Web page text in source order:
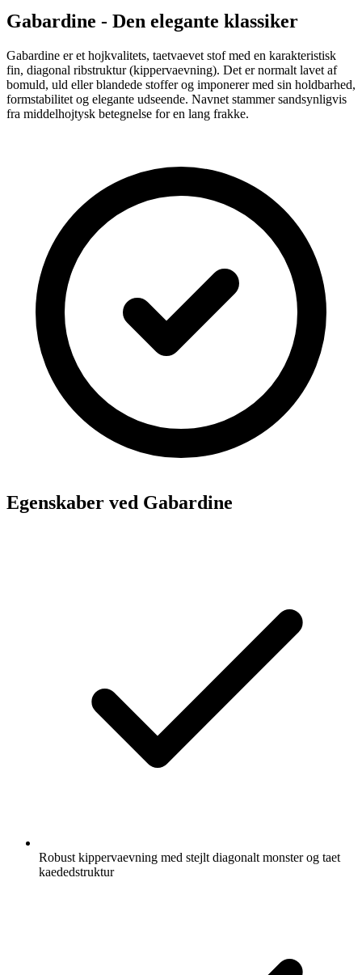
Gabardine - Den elegante klassiker
Gabardine er et hojkvalitets, taetvaevet stof med en karakteristisk
fin, diagonal ribstruktur (kippervaevning). Det er normalt lavet af
bomuld, uld eller blandede stoffer og imponerer med sin holdbarhed,
formstabilitet og elegante udseende. Navnet stammer sandsynligvis
fra middelhojtysk betegnelse for en lang frakke.
Egenskaber ved Gabardine
Robust kippervaevning med stejlt diagonalt monster og taet
kaededstruktur